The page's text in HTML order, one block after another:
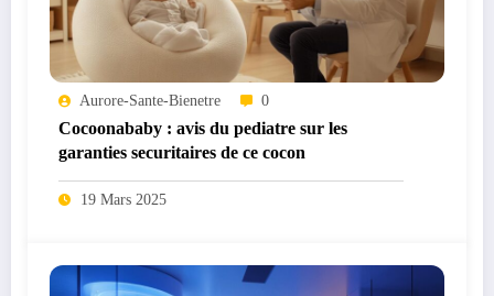
Aurore-Sante-Bienetre 0
Cocoonababy : avis du pediatre sur les
garanties securitaires de ce cocon
19 Mars 2025